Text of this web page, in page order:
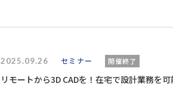
2025.09.26 セミナー 開催終了
リモートから3D CADを！在宅で設計業務を